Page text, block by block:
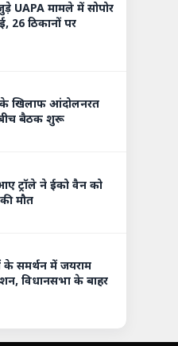
UAPA मामले में सोपोर
26 ठिकानों पर
के खिलाफ आंदोलनरत
बीच बैठक शुरू
ट्रॉले ने ईको वैन को
मौत
के समर्थन में जयराम
विधानसभा के बाहर